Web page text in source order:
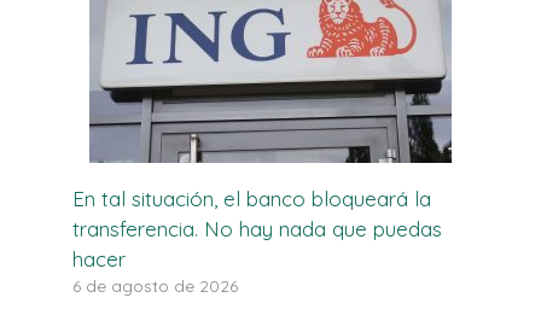
En tal situación, el banco bloqueará la
transferencia. No hay nada que puedas
hacer
6 de agosto de 2026